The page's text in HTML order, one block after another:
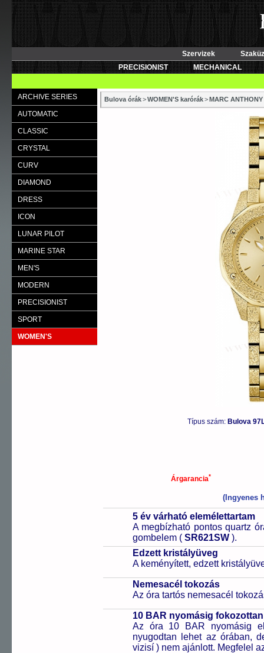
Szervizek
PRECISIONIST
MECHANICAL
ARCHIVE SERIES
AUTOMATIC
CLASSIC
CRYSTAL
CURV
DIAMOND
DRESS
ICON
LUNAR PILOT
MARINE STAR
MEN'S
MODERN
PRECISIONIST
SPORT
WOMEN'S
Bulova órák>WOMEN'S karórák>MARC ANTHONY
Típus szám: Bulova
Árgarancia*
(Ingyenes
5 év várható elemélettartam
A megbízható pontos quartz
gombelem ( SR621SW ).
Edzett kristályüveg
A keményített, edzett
Nemesacél tokozás
Az óra tartós nemesacél
10 BAR nyomásig
Az óra 10 BAR nyomásig
nyugodtan lehet az órában,
vizisí ) nem ajánlott. Megfelel